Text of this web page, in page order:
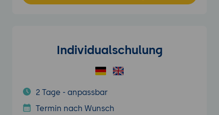
Individualschulung
2 Tage - anpassbar
Termin nach Wunsch